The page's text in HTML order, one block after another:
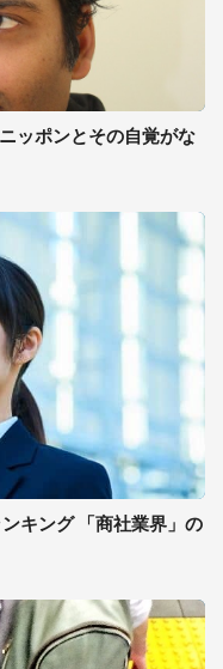
ッポンとその自覚がな
キング 「商社業界」の